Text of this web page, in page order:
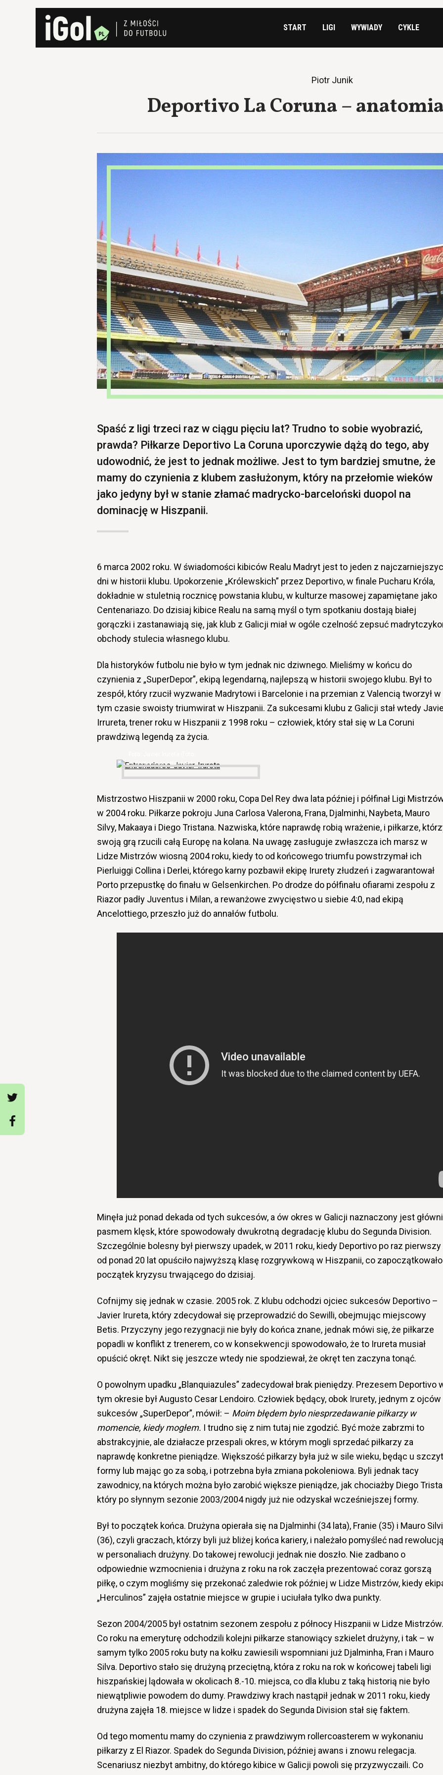
START LIGI WYWIADY CYKLE
Piotr Junik
Deportivo La Coruna –
Spaść z ligi trzeci raz w ciągu pięciu lat? Trudno to sobie wyobrazić,
prawda? Piłkarze Deportivo La Coruna uporczywie dążą do tego, aby
udowodnić, że jest to jednak możliwe. Jest to tym bardziej smutne, że
mamy do czynienia z klubem zasłużonym, który na przełomie wieków
jako jedyny był w stanie złamać madrycko-barceloński duopol na
dominację w Hiszpanii.
6 marca 2002 roku. W świadomości kibiców Realu Madryt jest to jeden z
dni w historii klubu. Upokorzenie „Królewskich” przez Deportivo, w finale Pucharu Króla,
dokładnie w stuletnią rocznicę powstania klubu, w kulturze masowej zapamiętane jako
Centenariazo. Do dzisiaj kibice Realu na samą myśl o tym spotkaniu dostają białej
gorączki i zastanawiają się, jak klub z Galicji miał w ogóle czelność zepsuć
obchody stulecia własnego klubu.
Dla historyków futbolu nie było w tym jednak nic dziwnego. Mieliśmy w końcu do
czynienia z „SuperDepor”, ekipą legendarną, najlepszą w historii swojego klubu. Był to
zespół, który rzucił wyzwanie Madrytowi i Barcelonie i na przemian z Valencią tworzył w
tym czasie swoisty triumwirat w Hiszpanii. Za sukcesami klubu z Galicji stał wtedy
Irrureta, trener roku w Hiszpanii z 1998 roku – człowiek, który stał się w La Coruni
prawdziwą legendą za życia.
trofeoteresaherrera.es)
Mistrzostwo Hiszpanii w 2000 roku, Copa Del Rey dwa lata później i półfinał Ligi
w 2004 roku. Piłkarze pokroju Juna Carlosa Valerona, Frana, Djalminhi, Naybeta, Mauro
Silvy, Makaaya i Diego Tristana. Nazwiska, które naprawdę robią wrażenie, i piłkarze,
swoją grą rzucili całą Europę na kolana. Na uwagę zasługuje zwłaszcza ich marsz w
Lidze Mistrzów wiosną 2004 roku, kiedy to od końcowego triumfu powstrzymał ich
Pierluiggi Collina i Derlei, którego karny pozbawił ekipę Irurety złudzeń i zagwarantował
Porto przepustkę do finału w Gelsenkirchen. Po drodze do półfinału ofiarami zespołu z
Riazor padły Juventus i Milan, a rewanżowe zwycięstwo u siebie 4:0, nad ekipą
Ancelottiego, przeszło już do annałów futbolu.
Minęła już ponad dekada od tych sukcesów, a ów okres w Galicji naznaczony jest
pasmem klęsk, które spowodowały dwukrotną degradację klubu do Segunda Division.
Szczególnie bolesny był pierwszy upadek, w 2011 roku, kiedy Deportivo po raz pierwszy
od ponad 20 lat opuściło najwyższą klasę rozgrywkową w Hiszpanii, co zapoczątkowało
początek kryzysu trwającego do dzisiaj.
Cofnijmy się jednak w czasie. 2005 rok. Z klubu odchodzi ojciec sukcesów Deportivo –
Javier Irureta, który zdecydował się przeprowadzić do Sewilli, obejmując miejscowy
Betis. Przyczyny jego rezygnacji nie były do końca znane, jednak mówi się, że piłkarze
popadli w konflikt z trenerem, co w konsekwencji spowodowało, że to Irureta musiał
opuścić okręt. Nikt się jeszcze wtedy nie spodziewał, że okręt ten zaczyna tonąć.
O powolnym upadku „Blanquiazules” zadecydował brak pieniędzy. Prezesem Deportivo
tym okresie był Augusto Cesar Lendoiro. Człowiek będący, obok Irurety, jednym z ojców
sukcesów „SuperDepor”, mówił: – Moim błędem było niesprzedawanie piłkarzy w
momencie, kiedy mogłem. I trudno się z nim tutaj nie zgodzić. Być może zabrzmi to
abstrakcyjnie, ale działacze przespali okres, w którym mogli sprzedać piłkarzy za
naprawdę konkretne pieniądze. Większość piłkarzy była już w sile wieku, będąc u
formy lub mając go za sobą, i potrzebna była zmiana pokoleniowa. Byli jednak tacy
zawodnicy, na których można było zarobić większe pieniądze, jak chociażby Diego
który po słynnym sezonie 2003/2004 nigdy już nie odzyskał wcześniejszej formy.
Był to początek końca. Drużyna opierała się na Djalminhi (34 lata), Franie (35) i Mauro
(36), czyli graczach, którzy byli już bliżej końca kariery, i należało pomyśleć nad
w personaliach drużyny. Do takowej rewolucji jednak nie doszło. Nie zadbano o
odpowiednie wzmocnienia i drużyna z roku na rok zaczęła prezentować coraz gorszą
piłkę, o czym mogliśmy się przekonać zaledwie rok później w Lidze Mistrzów, kiedy
„Herculinos” zajęła ostatnie miejsce w grupie i uciułała tylko dwa punkty.
Sezon 2004/2005 był ostatnim sezonem zespołu z północy Hiszpanii w Lidze Mistrzów.
Co roku na emeryturę odchodzili kolejni piłkarze stanowiący szkielet drużyny, i tak – w
samym tylko 2005 roku buty na kołku zawiesili wspomniani już Djalminha, Fran i Mauro
Silva. Deportivo stało się drużyną przeciętną, która z roku na rok w końcowej tabeli ligi
hiszpańskiej lądowała w okolicach 8.-10. miejsca, co dla klubu z taką historią nie było
niewątpliwie powodem do dumy. Prawdziwy krach nastąpił jednak w 2011 roku, kiedy
drużyna zajęła 18. miejsce w lidze i spadek do Segunda Division stał się faktem.
Od tego momentu mamy do czynienia z prawdziwym rollercoasterem w wykonaniu
piłkarzy z El Riazor. Spadek do Segunda Division, później awans i znowu relegacja.
Scenariusz niezbyt ambitny, do którego kibice w Galicji powoli się przyzwyczaili. Co